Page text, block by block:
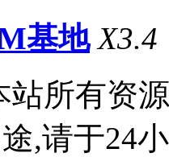
基地 X3.4
所有资
,请于24